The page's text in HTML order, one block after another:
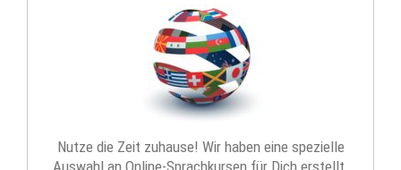
Nutze die Zeit zuhause! Wir haben eine spezielle
Auswahl an Online-Sprachkursen für Dich erstellt.